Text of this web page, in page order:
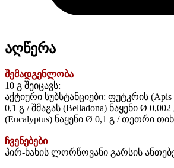
აღწერა
შემადგენლობა
10 გ შეიცავს:
აქტიური სუბსტანციები: ფუტკრის (Apis
0,1 გ / შმაგას (Belladona) ნაყენი Ø
(Eucalyptus) ნაყენი Ø 0,1 გ / თეთრი
ჩვენებები
პირ-ხახის ლორწოვანი გარსის